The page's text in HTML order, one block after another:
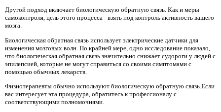
Другой подход включает биологическую обратную связь. Как и меры
самоконтроля, цель этого процесса - взять под контроль активность вашего
мозга.
Биологическая обратная связь использует электрические датчики для
изменения мозговых волн. По крайней мере, одно исследование показало,
что биологическая обратная связь значительно снижает судороги у людей с
эпилепсией, которые не могут справиться со своими симптомами с
помощью обычных лекарств.
Физиотерапевты обычно используют биологическую обратную связь.Если
вас интересует эта процедура, обратитесь к профессионалу с
соответствующими полномочиями.